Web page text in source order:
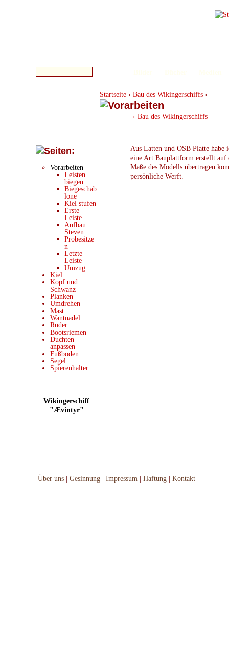
Startseite › Bau des Wikingerschiffs ›
‹ Bau des Wikingerschiffs
Aus Latten und OSB Platte habe
eine Art Bauplattform erstellt auf
Maße des Modells übertragen
persönliche Werft.
Vorarbeiten
Leisten
biegen
Biegeschab
lone
Kiel stufen
Erste
Leiste
Aufbau
Steven
Probesitze
n
Letzte
Leiste
Umzug
Kiel
Kopf und
Schwanz
Planken
Umdrehen
Mast
Wantnadel
Ruder
Bootsriemen
Duchten
anpassen
Fußboden
Segel
Spierenhalter
Wikingerschiff
"Ævintyr"
Über uns Gesinnung Impressum Haftung Kontakt